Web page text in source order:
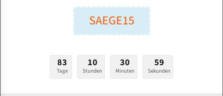
Länge (mm):
Stärken + Zahnteilung:
mm
Bandmesser Glatt Meterware
Konvex Meterware
SAEGE15
83
Tage
10
Stunden
30
Minuten
58
Sekunden